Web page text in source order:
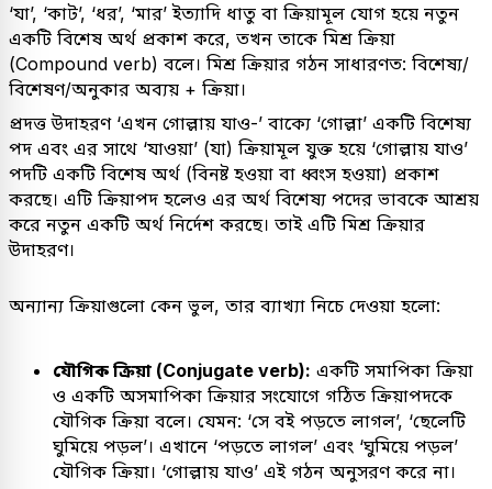
‘যা’, ‘কাট’, ‘ধর’, ‘মার’ ইত্যাদি ধাতু বা ক্রিয়ামূল যোগ হয়ে নতুন
একটি বিশেষ অর্থ প্রকাশ করে, তখন তাকে মিশ্র ক্রিয়া
(Compound verb) বলে। মিশ্র ক্রিয়ার গঠন সাধারণত: বিশেষ্য/
বিশেষণ/অনুকার অব্যয় + ক্রিয়া।
প্রদত্ত উদাহরণ ‘এখন গোল্লায় যাও-’ বাক্যে ‘গোল্লা’ একটি বিশেষ্য
পদ এবং এর সাথে ‘যাওয়া’ (যা) ক্রিয়ামূল যুক্ত হয়ে ‘গোল্লায় যাও’
পদটি একটি বিশেষ অর্থ (বিনষ্ট হওয়া বা ধ্বংস হওয়া) প্রকাশ
করছে। এটি ক্রিয়াপদ হলেও এর অর্থ বিশেষ্য পদের ভাবকে আশ্রয়
করে নতুন একটি অর্থ নির্দেশ করছে। তাই এটি মিশ্র ক্রিয়ার
উদাহরণ।
অন্যান্য ক্রিয়াগুলো কেন ভুল, তার ব্যাখ্যা নিচে দেওয়া হলো:
যৌগিক ক্রিয়া (Conjugate verb): একটি সমাপিকা ক্রিয়া
ও একটি অসমাপিকা ক্রিয়ার সংযোগে গঠিত ক্রিয়াপদকে
যৌগিক ক্রিয়া বলে। যেমন: ‘সে বই পড়তে লাগল’, ‘ছেলেটি
ঘুমিয়ে পড়ল’। এখানে ‘পড়তে লাগল’ এবং ‘ঘুমিয়ে পড়ল’
যৌগিক ক্রিয়া। ‘গোল্লায় যাও’ এই গঠন অনুসরণ করে না।